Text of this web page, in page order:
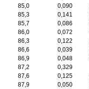
85,0 0,090
85,3 0,141
85,7 0,086
86,0 0,072
86,3 0,122
86,6 0,039
86,9 0,048
87,2 0,329
87,6 0,125
87,9 0,050